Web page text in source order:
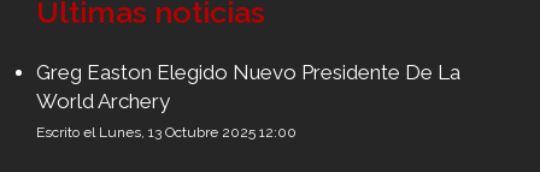
Últimas noticias
Greg Easton Elegido Nuevo Presidente De La
World Archery
Escrito el Lunes, 13 Octubre 2025 12:00